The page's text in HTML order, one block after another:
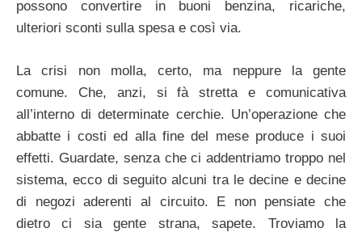
possono convertire in buoni benzina, ricariche,
ulteriori sconti sulla spesa e così via.
La crisi non molla, certo, ma neppure la gente
comune. Che, anzi, si fà stretta e comunicativa
all’interno di determinate cerchie. Un’operazione che
abbatte i costi ed alla fine del mese produce i suoi
effetti. Guardate, senza che ci addentriamo troppo nel
sistema, ecco di seguito alcuni tra le decine e decine
di negozi aderenti al circuito. E non pensiate che
dietro ci sia gente strana, sapete. Troviamo la